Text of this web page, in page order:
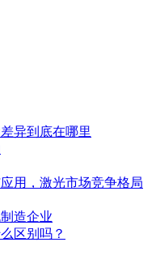
异到底在哪里
用，激光市场竞争格局
造企业
区别吗？